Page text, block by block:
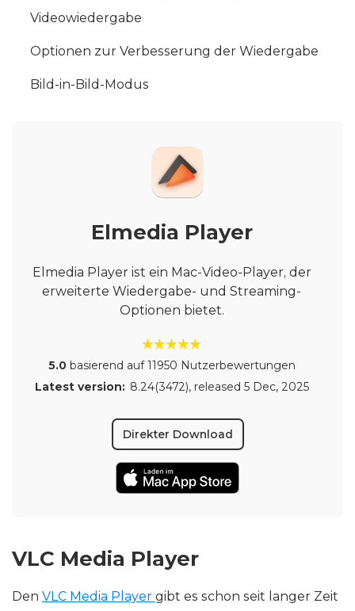
Videowiedergabe
Optionen zur Verbesserung der Wiedergabe
Bild-in-Bild-Modus
Elmedia Player
Elmedia Player ist ein Mac-Video-Player, der
erweiterte Wiedergabe- und Streaming-
Optionen bietet.
5.0 basierend auf 11950 Nutzerbewertungen
Latest version: 8.24(3472), released 5 Dec, 2025
Direkter Download
VLC Media Player
Den VLC Media Player gibt es schon seit langer Zeit